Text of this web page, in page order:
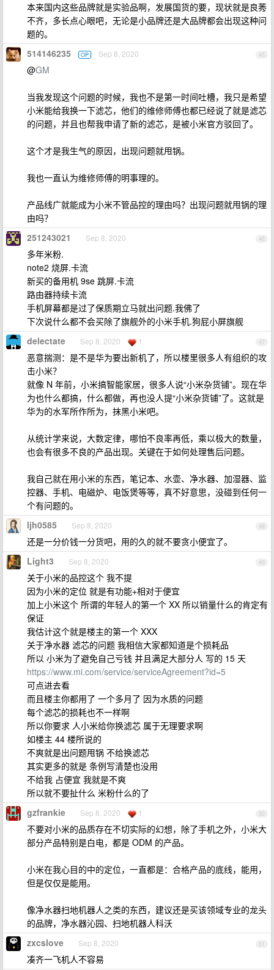
本来国内这些品牌就是实验品啊，发展国货的要，现状就是良莠
不齐，多长点心眼吧，无论是小品牌还是大品牌都会出现这种问
题的。
45
514146235 OP Sep 8, 2020
@GM
当我发现这个问题的时候，我也不是第一时间吐槽，我只是希望
小米能给我换一下滤芯，他们的维修师傅也都已经说了就是滤芯
的问题，并且也帮我申请了新的滤芯，是被小米官方驳回了。
这个才是我生气的原因，出现问题就甩锅。
我也一直认为维修师傅的明事理的。
产品线广就能成为小米不管品控的理由吗？出现问题就甩锅的理
由吗？
46
251243021 Sep 8, 2020
多年米粉.
note2 烧屏.卡流
新买的备用机 9se 跳屏.卡流
路由器持续卡流
手机屏幕都是过了保质期立马就出问题.我佛了
下次说什么都不会买除了旗舰外的小米手机.狗屁小屏旗舰
47
delectate Sep 8, 2020 1
恶意揣测：是不是华为要出新机了，所以楼里很多人有组织的攻
击小米？
就像 N 年前，小米搞智能家居，很多人说“小米杂货铺”。现在华
为也什么都搞，什么都做，再也没人提“小米杂货铺”了。这就是
华为的水军所作所为，抹黑小米吧。
从统计学来说，大数定律，哪怕不良率再低，乘以极大的数量，
也会有很多不良的产品出现。关键在于如何处理售后问题。
我自己就在用小米的东西，笔记本、水壶、净水器、加湿器、监
控器、手机、电磁炉、电饭煲等等，真不好意思，没碰到任何一
个有问题的。
48
ljh0585 Sep 8, 2020
还是一分价钱一分货吧，用的久的就不要贪小便宜了。
49
Light3 Sep 8, 2020
关于小米的品控这个 我不提
因为小米的定位 就是有功能+相对于便宜
加上小米这个 所谓的年轻人的第一个 XX 所以销量什么的肯定有
保证
我估计这个就是楼主的第一个 XXX
关于净水器 滤芯的问题 我相信大家都知道是个损耗品
所以 小米为了避免自己亏钱 并且满足大部分人 写的 15 天
https://www.mi.com/service/serviceAgreement?id=5
可点进去看
而且楼主你都用了 一个多月了 因为水质的问题
每个滤芯的损耗也不一样啊
所以你要求 人小米给你换滤芯 属于无理要求啊
如楼主 44 楼所说的
不爽就是出问题甩锅 不给换滤芯
其实更多的就是 条例写清楚也没用
不给我 占便宜 我就是不爽
所以就不要扯什么 米粉什么的了
50
gzfrankie Sep 8, 2020 1
不要对小米的品质存在不切实际的幻想，除了手机之外，小米大
部分产品特别是白电，都是 ODM 的产品。
小米在我心目的中的定位，一直都是：合格产品的底线，能用，
但是仅仅是能用。
像净水器扫地机器人之类的东西，建议还是买该领域专业的龙头
的品牌，净水器沁园、扫地机器人科沃
51
zxcslove Sep 8, 2020
凑齐一飞机人不容易